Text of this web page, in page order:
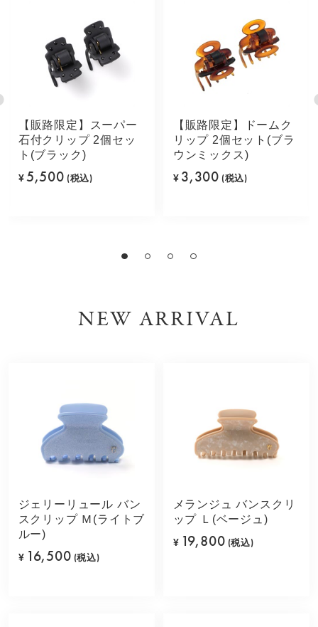
【販路限定】スーパー
石付クリップ 2個セッ
ト(ブラック)
¥5,500 (税込)
【販路限定】ドームク
リップ 2個セット(ブラ
ウンミックス)
¥ 3,300 (税込)
NEW ARRIVAL
ジェリーリュール バン
スクリップ Ｍ(ライトブ
ルー)
¥ 16,500 (税込)
メランジュ バンスクリ
ップ Ｌ(ベージュ)
¥ 19,800 (税込)